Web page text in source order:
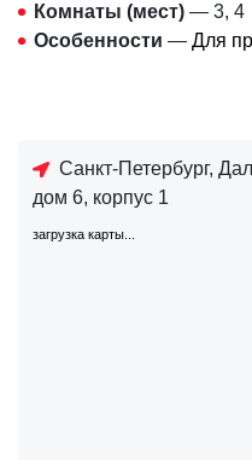
Комнаты (мест) — 3, 4
Особенности — Для
Санкт-Петербург,
дом 6, корпус 1
загрузка карты...